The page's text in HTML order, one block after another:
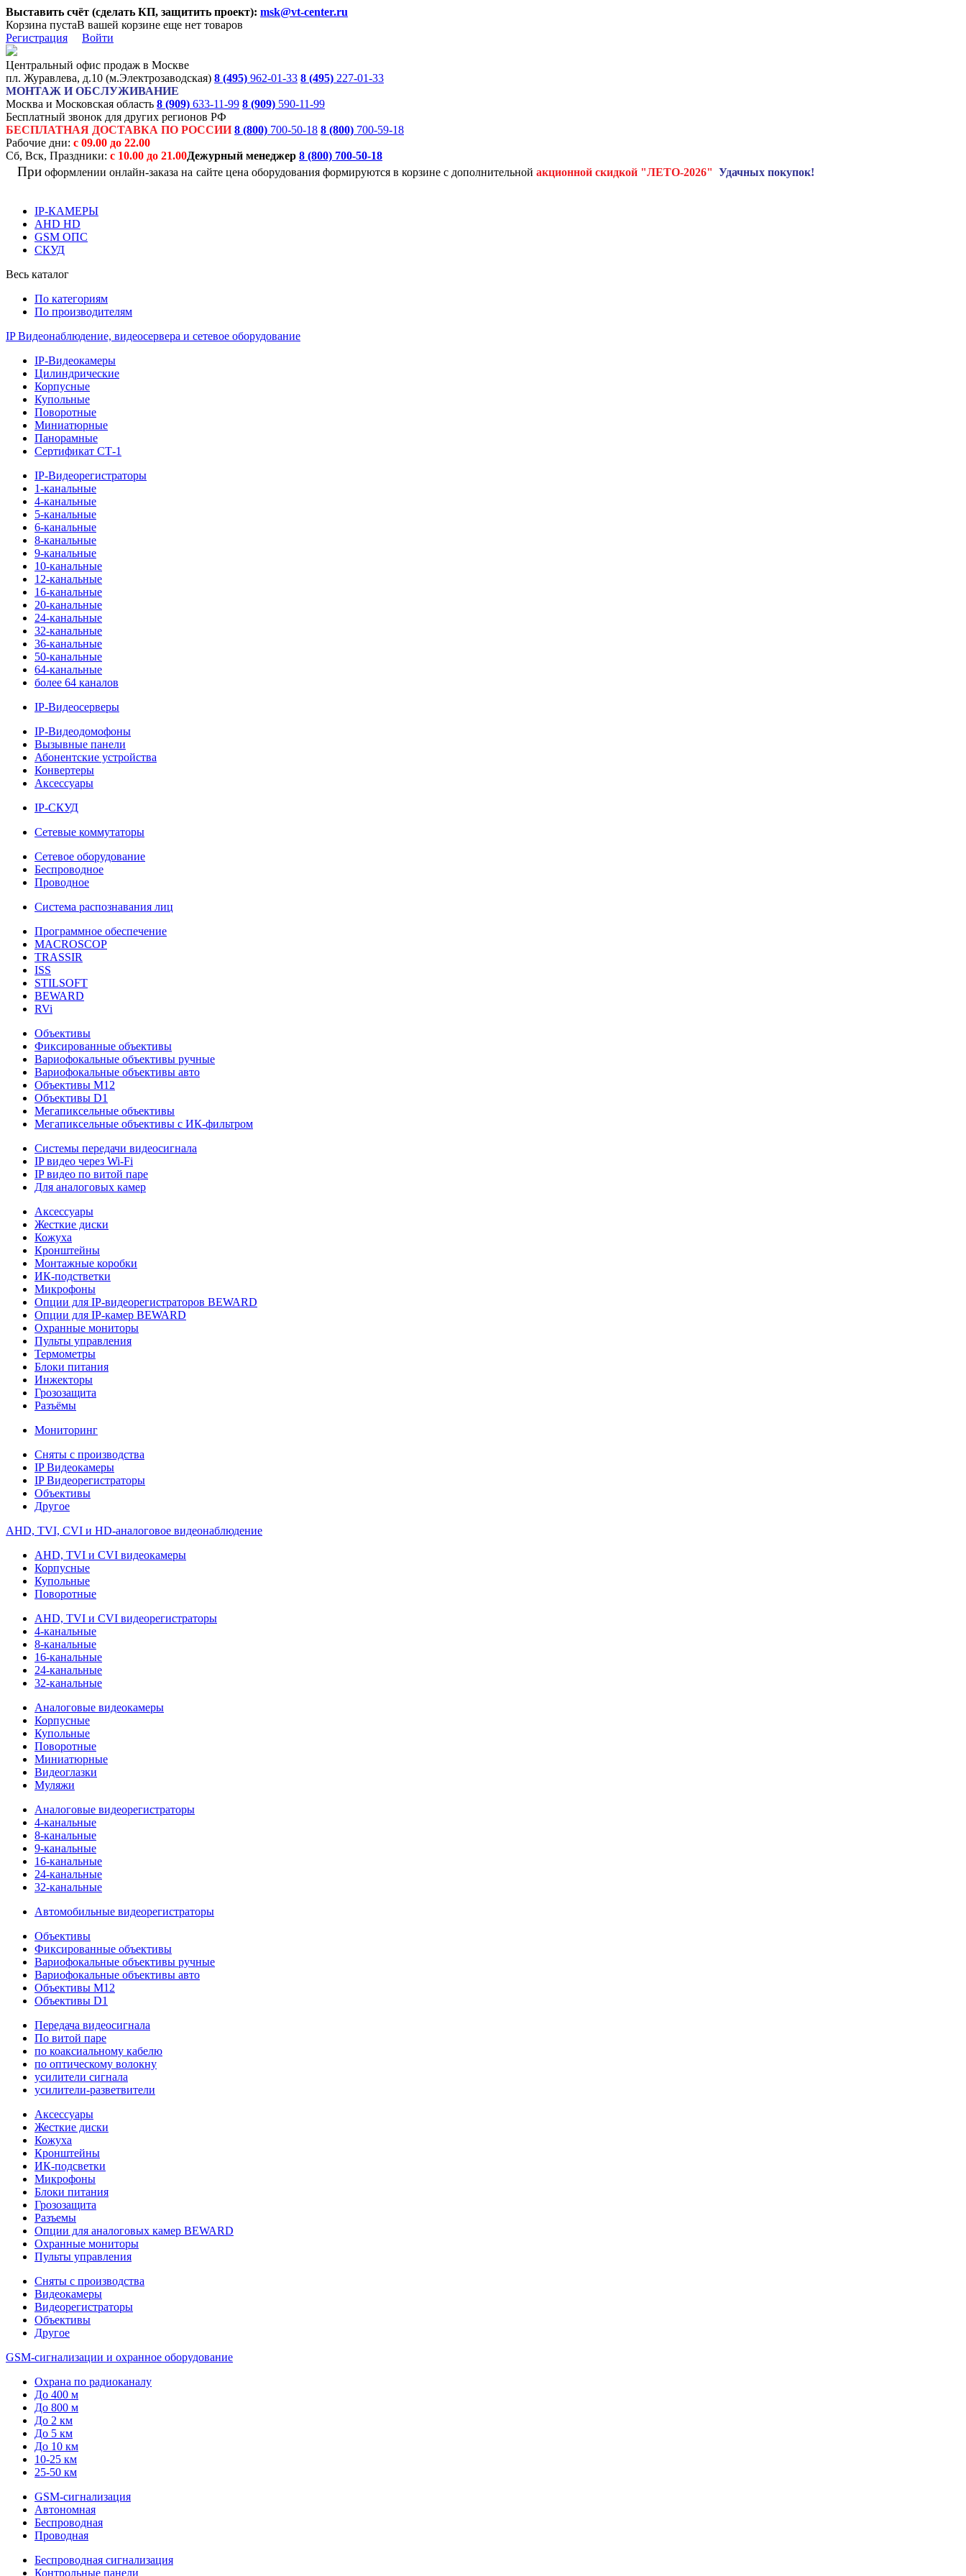
Выставить счёт (сделать КП, защитить проект): msk@vt-center.ru
Корзина пустаВ вашей корзине еще нет товаров
Регистрация
Войти
Центральный офис продаж в Москве
пл. Журавлева, д.10 (м.Электрозаводская) 8 (495) 962-01-33 8 (495) 227-01-33
МОНТАЖ И ОБСЛУЖИВАНИЕ
Москва и Московская область 8 (909) 633-11-99 8 (909) 590-11-99
Бесплатный звонок для других регионов РФ
БЕСПЛАТНАЯ ДОСТАВКА ПО РОССИИ 8 (800) 700-50-18 8 (800) 700-59-18
Рабочие дни: с 09.00 до 22.00
Сб, Вск, Праздники: с 10.00 до 21.00Дежурный менеджер 8 (800) 700-50-18
При оформлении онлайн-заказа на сайте цена оборудования формируются в корзине с дополнительной акционной скидкой "ЛЕТО-2026" Удачных покупок!
IP-КАМЕРЫ
AHD HD
GSM ОПС
СКУД
Весь каталог
По категориям
По производителям
IP Видеонаблюдение, видеосервера и сетевое оборудование
IP-Видеокамеры
Цилиндрические
Корпусные
Купольные
Поворотные
Миниатюрные
Панорамные
Сертификат СТ-1
IP-Видеорегистраторы
1-канальные
4-канальные
5-канальные
6-канальные
8-канальные
9-канальные
10-канальные
12-канальные
16-канальные
20-канальные
24-канальные
32-канальные
36-канальные
50-канальные
64-канальные
более 64 каналов
IP-Видеосерверы
IP-Видеодомофоны
Вызывные панели
Абонентские устройства
Конвертеры
Аксессуары
IP-СКУД
Сетевые коммутаторы
Сетевое оборудование
Беспроводное
Проводное
Система распознавания лиц
Программное обеспечение
MACROSCOP
TRASSIR
ISS
STILSOFT
BEWARD
RVi
Объективы
Фиксированные объективы
Вариофокальные объективы ручные
Вариофокальные объективы авто
Объективы М12
Объективы D1
Мегапиксельные объективы
Мегапиксельные объективы с ИК-фильтром
Системы передачи видеосигнала
IP видео через Wi-Fi
IP видео по витой паре
Для аналоговых камер
Аксессуары
Жесткие диски
Кожуха
Кронштейны
Монтажные коробки
ИК-подстветки
Микрофоны
Опции для IP-видеорегистраторов BEWARD
Опции для IP-камер BEWARD
Охранные мониторы
Пульты управления
Термометры
Блоки питания
Инжекторы
Грозозащита
Разъёмы
Мониторинг
Сняты с производства
IP Видеокамеры
IP Видеорегистраторы
Объективы
Другое
AHD, TVI, CVI и HD-аналоговое видеонаблюдение
AHD, TVI и CVI видеокамеры
Корпусные
Купольные
Поворотные
AHD, TVI и CVI видеорегистраторы
4-канальные
8-канальные
16-канальные
24-канальные
32-канальные
Аналоговые видеокамеры
Корпусные
Купольные
Поворотные
Миниатюрные
Видеоглазки
Муляжи
Аналоговые видеорегистраторы
4-канальные
8-канальные
9-канальные
16-канальные
24-канальные
32-канальные
Автомобильные видеорегистраторы
Объективы
Фиксированные объективы
Вариофокальные объективы ручные
Вариофокальные объективы авто
Объективы M12
Объективы D1
Передача видеосигнала
По витой паре
по коаксиальному кабелю
по оптическому волокну
усилители сигнала
усилители-разветвители
Аксессуары
Жесткие диски
Кожуха
Кронштейны
ИК-подсветки
Микрофоны
Блоки питания
Грозозащита
Разъемы
Опции для аналоговых камер BEWARD
Охранные мониторы
Пульты управления
Сняты с производства
Видеокамеры
Видеорегистраторы
Объективы
Другое
GSM-сигнализации и охранное оборудование
Охрана по радиоканалу
До 400 м
До 800 м
До 2 км
До 5 км
До 10 км
10-25 км
25-50 км
GSM-сигнализация
Автономная
Беспроводная
Проводная
Беспроводная сигнализация
Контрольные панели